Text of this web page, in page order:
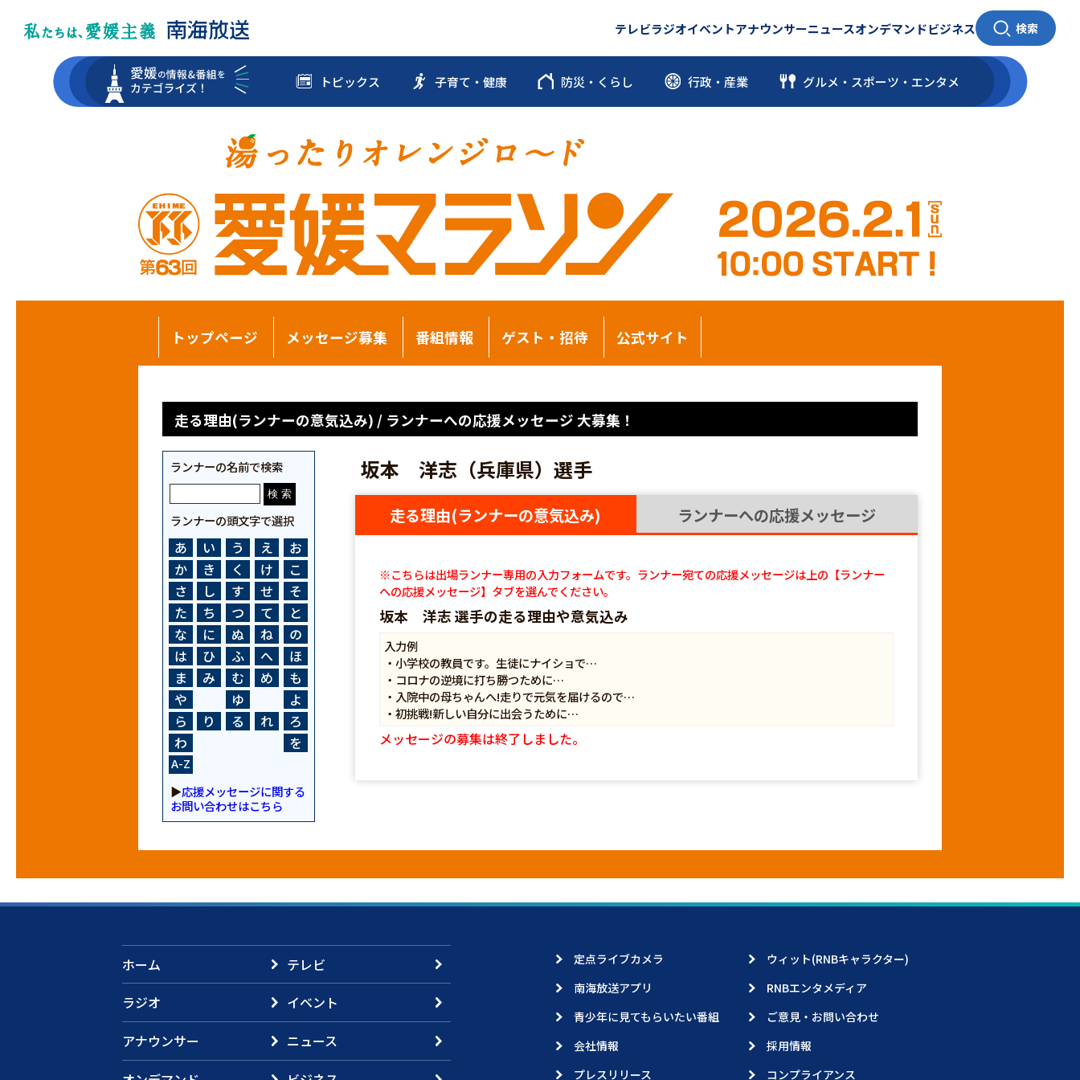
テレビラジオイベントアナウンサーニュースオンデマンドビジネス 検索
トピックス 子育て・健康 防災・くらし 行政・産業 グルメ・スポーツ ・ エンタメ
トップページ メッセージ募集 番組情報 ゲスト・招待 公式サイト
走る理由(ランナーの意気込み) / ランナーへの応援メッセージ 大募集！
ランナーの名前で検索
ランナーの頭文字で選択
あ い う え
お
か
き く け
こ
さ
し す せ
そ
た
ち つ て
と
な
に ぬ ね
の
は
ひ ふ へ
ほ
ま
み む め
も
や
ゆ
よ
ら
り る れ
ろ
わ
を
A-Z
▶応援メッセージに関する
お問い合わせはこちら
坂本 洋志（兵庫県）選手
走る理由(ランナーの意気込み) ランナーへの応援メッセージ
※こちらは出場ランナー専用の入力フォームです。ランナー宛ての応援メッセージは上の【ランナー
への応援メッセージ】タブを選んでください。
坂本 洋志 選手の走る理由や意気込み
入力例
・小学校の教員です。生徒にナイショで…
・コロナの逆境に打ち勝つために…
・入院中の母ちゃんへ!走りで元気を届けるので…
・初挑戦!新しい自分に出会うために…
メッセージの募集は終了しました。
ホーム
テレビ
ラジオ
イベント
アナウンサー
ニュース
定点ライブカメラ
ウィット(RNBキャラクター)
南海放送アプリ
RNBエンタメディア
青少年に見てもらいたい番組
ご意見・お問い合わせ
会社情報
採用情報
プレスリリース
コンプライアンス